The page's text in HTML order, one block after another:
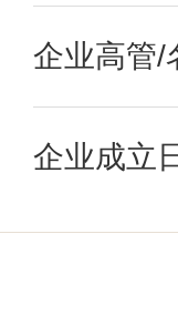
企业高管/
企业成立